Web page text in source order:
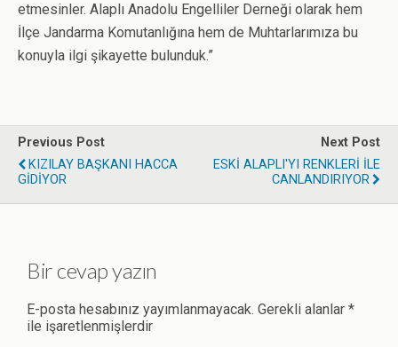
etmesinler. Alaplı Anadolu Engelliler Derneği olarak hem
İlçe Jandarma Komutanlığına hem de Muhtarlarımıza bu
konuyla ilgi şikayette bulunduk.”
Previous Post
KIZILAY BAŞKANI HACCA
GİDİYOR
Next Post
ESKİ ALAPLI'YI RENKLERİ İLE
CANLANDIRIYOR
Bir cevap yazın
E-posta hesabınız yayımlanmayacak. Gerekli alanlar *
ile işaretlenmişlerdir